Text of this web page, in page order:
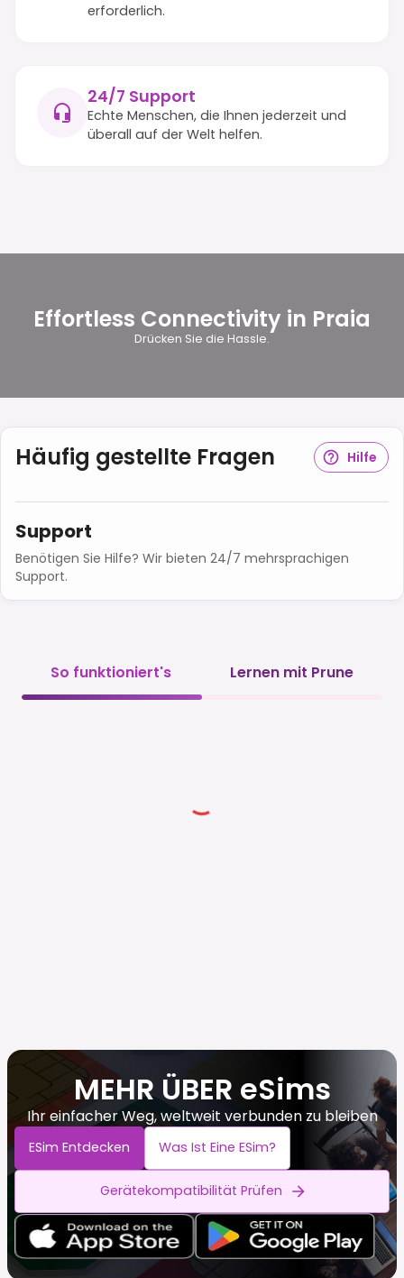
erforderlich.
24/7 Support
Echte Menschen, die Ihnen jederzeit und
überall auf der Welt helfen.
Effortless Connectivity in Praia
Drücken Sie die Hassle.
Häufig gestellte Fragen Hilfe
Support
Benötigen Sie Hilfe? Wir bieten 24/7 mehrsprachigen
Support.
So funktioniert's Lernen mit Prune
MEHR ÜBER eSims
Ihr einfacher Weg, weltweit verbunden zu bleiben
ESim Entdecken Was Ist Eine ESim?
Gerätekompatibilität Prüfen